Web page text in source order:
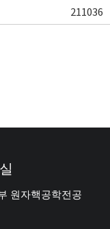
211036
원자핵공학전공